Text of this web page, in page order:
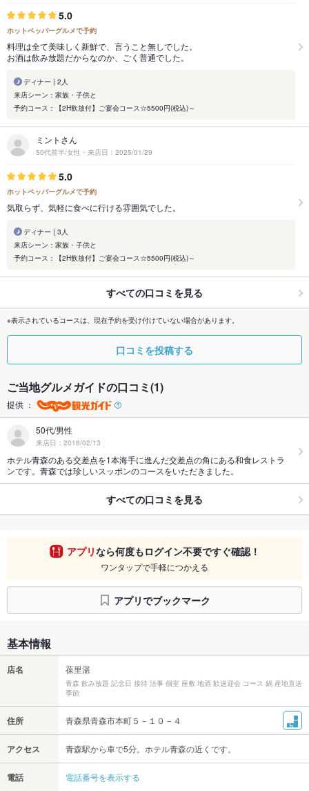
5.0
ホットペッパーグルメで予約
料理は全て美味しく新鮮で、言うこと無しでした。
お酒は飲み放題だからなのか、ごく普通でした。
ディナー | 2人
来店シーン：家族・子供と
予約コース：【2H飲放付】ご宴会コース☆5500円(税込)～
ミントさん
50代前半/女性・来店日：2025/01/29
5.0
ホットペッパーグルメで予約
気取らず、気軽に食べに行ける雰囲気でした。
ディナー | 3人
来店シーン：家族・子供と
予約コース：【2H飲放付】ご宴会コース☆5500円(税込)～
すべての口コミを見る
※表示されているコースは、現在予約を受け付けていない場合があります。
口コミを投稿する
ご当地グルメガイドの口コミ(1)
提供 ：
50代/男性
来店日：2018/02/13
ホテル青森のある交差点を1本海手に進んだ交差点の角にある和食レストラ
ンです。青森では珍しいスッポンのコースをいただきました。
すべての口コミを見る
アプリなら何度もログイン不要ですぐ確認！
ワンタップで手軽につかえる
アプリでブックマーク
基本情報
店名 葆里湛
青森 飲み放題 記念日 接待 法事 個室 座敷 地酒 歓送迎会 コース 鍋 産地直送
季節
住所 青森県青森市本町５－１０－４
アクセス 青森駅から車で5分。ホテル青森の近くです。
電話 電話番号を表示する